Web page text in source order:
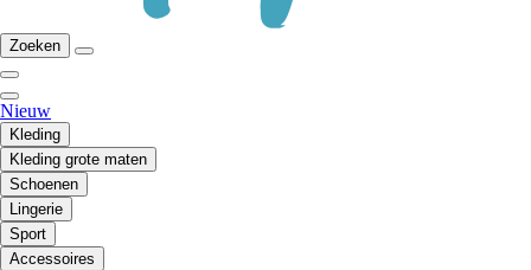
Zoeken
Nieuw
Kleding
Kleding grote maten
Schoenen
Lingerie
Sport
Accessoires